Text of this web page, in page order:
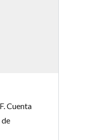
Cuenta